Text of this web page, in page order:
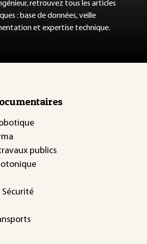
retrouvez tous les articles
: base de données, veille
et expertise technique.
publics